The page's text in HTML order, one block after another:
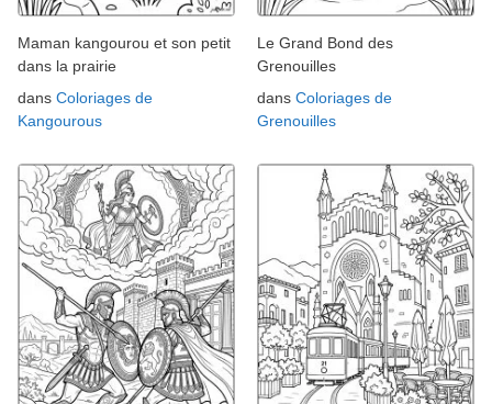
Maman kangourou et son petit
dans la prairie
dans Coloriages de
Kangourous
Le Grand Bond des
Grenouilles
dans Coloriages de
Grenouilles